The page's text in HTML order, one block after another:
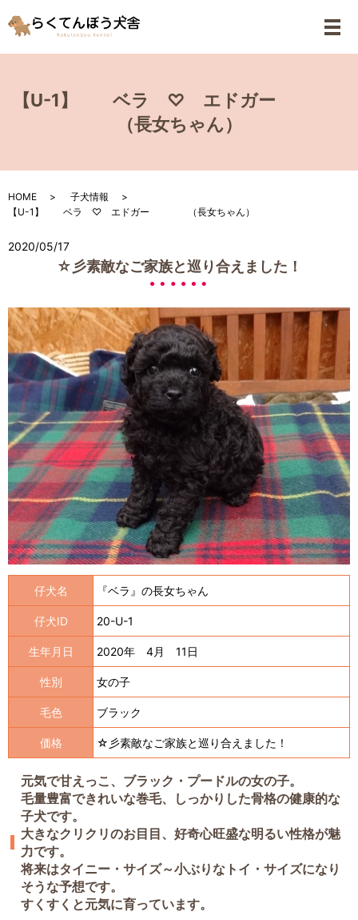
メ
【U-1】 ベラ ♡ エドガー
（長女ちゃん）
HOME
子犬情報
【U-1】 ベラ ♡ エドガー （長女ちゃん）
2020/05/17
☆彡素敵なご家族と巡り合えました！
仔犬名 『ベラ』の長女ちゃん
仔犬ID 20-U-1
生年月日 2020年 4月 11日
性別 女の子
毛色 ブラック
価格 ☆彡素敵なご家族と巡り合えました！
元気で甘えっこ、ブラック・プードルの女の子。
毛量豊富できれいな巻毛、しっかりした骨格の健康的な
子犬です。
大きなクリクリのお目目、好奇心旺盛な明るい性格が魅
力です。
将来はタイニー・サイズ～小ぶりなトイ・サイズになり
そうな予想です。
すくすくと元気に育っています。